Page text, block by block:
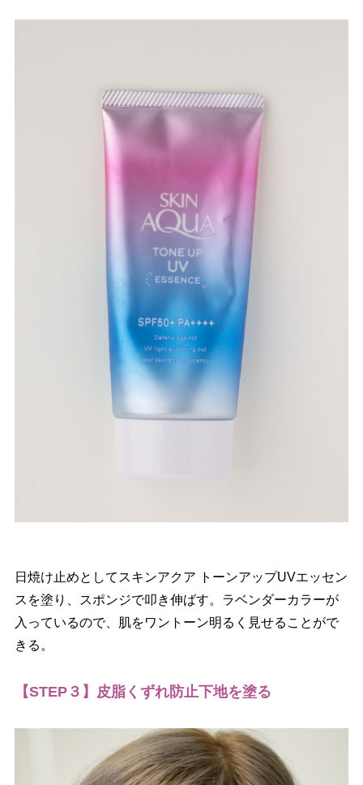
日焼け止めとしてスキンアクア トーンアップUVエッセン
スを塗り、スポンジで叩き伸ばす。ラベンダーカラーが
入っているので、肌をワントーン明るく見せることがで
きる。
【STEP３】皮脂くずれ防止下地を塗る